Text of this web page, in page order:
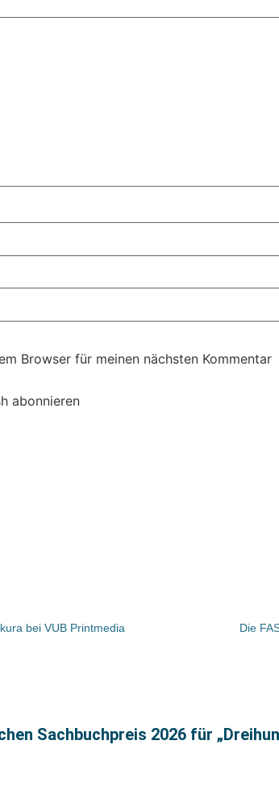
Browser für meinen nächsten Kommentar
abonnieren
bei VUB Printmedia
Die
Sachbuchpreis 2026 für